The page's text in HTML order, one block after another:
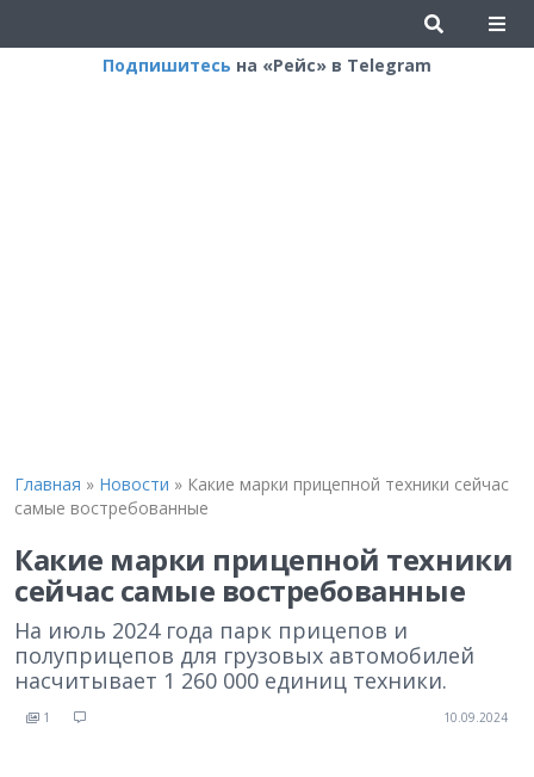
Подпишитесь на «Рейс» в Telegram
Главная » Новости » Какие марки прицепной техники сейчас
самые востребованные
Какие марки прицепной техники
сейчас самые востребованные
На июль 2024 года парк прицепов и
полуприцепов для грузовых автомобилей
насчитывает 1 260 000 единиц техники.
1 10.09.2024